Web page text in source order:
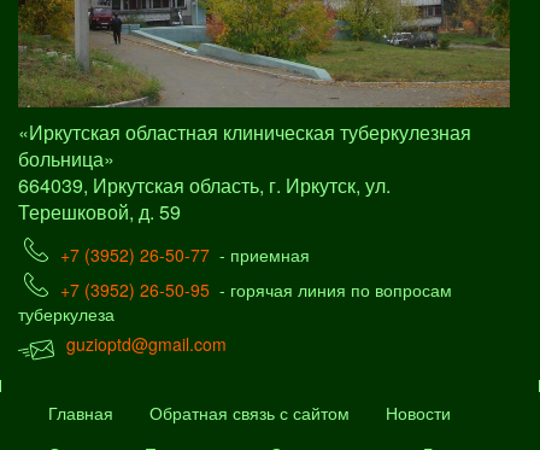
«Иркутская областная клиническая туберкулезная
больница»
664039, Иркутская область, г. Иркутск, ул.
Терешковой, д. 59
+7 (3952) 26-50-77 - приемная
+7 (3952) 26-50-95 - горячая линия по вопросам
туберкулеза
guzioptd@gmail.com
Главная Обратная связь с сайтом
Новости